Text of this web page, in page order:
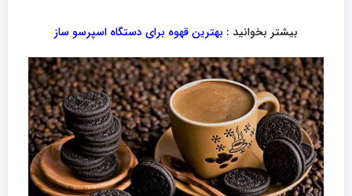
بیشتر بخوانید : بهترین قهوه برای دستگاه اسپرسو ساز